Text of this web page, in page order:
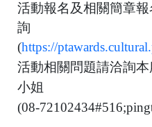
活動報名及相關簡章報
詢
(https://
活動相關問題請洽詢
小姐
(08-